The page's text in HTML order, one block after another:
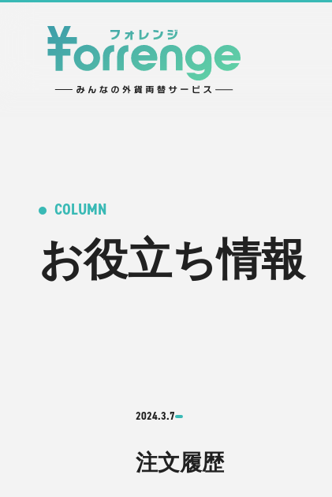
COLUMN
お役立ち情報
2024.3.7
注文履歴